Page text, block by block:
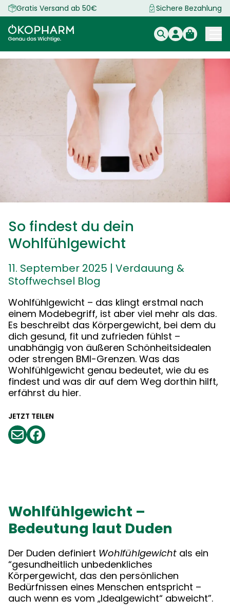
Zum
Inhalt
springen
Gratis Versand ab 50€ Sichere Bezahlung
So findest du dein
Wohlfühlgewicht
11. September 2025 | Verdauung &
Stoffwechsel Blog
Wohlfühlgewicht – das klingt erstmal nach
einem Modebegriff, ist aber viel mehr als das.
Es beschreibt das Körpergewicht, bei dem du
dich gesund, fit und zufrieden fühlst –
unabhängig von äußeren Schönheitsidealen
oder strengen BMI-Grenzen. Was das
Wohlfühlgewicht genau bedeutet, wie du es
findest und was dir auf dem Weg dorthin hilft,
erfährst du hier.
JETZT TEILEN
Wohlfühlgewicht –
Bedeutung laut Duden
Der Duden definiert Wohlfühlgewicht als ein
“gesundheitlich unbedenkliches
Körpergewicht, das den persönlichen
Bedürfnissen eines Menschen entspricht –
auch wenn es vom „Idealgewicht“ abweicht”.